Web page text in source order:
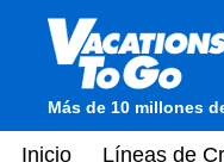
Más de 10 millones
Inicio Líneas de